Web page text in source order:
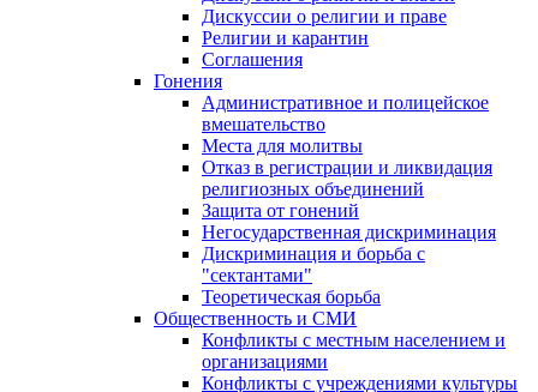
Дискуссии о религии и праве
Религии и карантин
Соглашения
Гонения
Административное и полицейское
вмешательство
Места для молитвы
Отказ в регистрации и ликвидация
религиозных объединений
Защита от гонений
Негосударственная дискриминация
Дискриминация и борьба с
"сектантами"
Теоретическая борьба
Общественность и СМИ
Конфликты с местным населением и
организациями
Конфликты с учреждениями культуры